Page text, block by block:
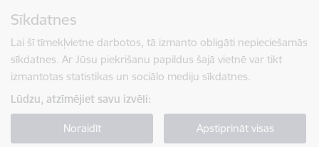
Sīkdatnes
Lai šī tīmekļvietne darbotos, tā izmanto obligāti nepieciešamās
sīkdatnes. Ar Jūsu piekrišanu papildus šajā vietnē var tikt
izmantotas statistikas un sociālo mediju sīkdatnes.
Lūdzu, atzīmējiet savu izvēli:
Noraidīt Apstiprināt visas